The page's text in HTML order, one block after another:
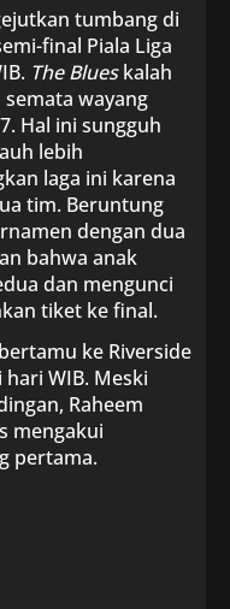
tumbang di
final Piala Liga
The Blueskalah
wayang
Hal ini sungguh
lebih
laga ini karena
tim. Beruntung
dengan dua
bahwa anak
dan mengunci
tiket ke final.
ke Riverside
WIB. Meski
Raheem
mengakui
pertama.